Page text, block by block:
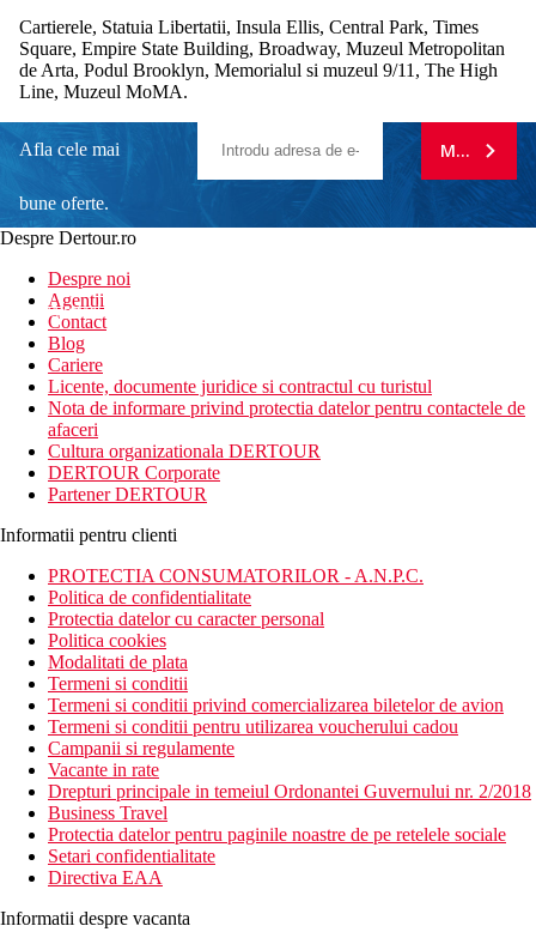
Cartierele, Statuia Libertatii, Insula Ellis, Central Park, Times
Square, Empire State Building, Broadway, Muzeul Metropolitan
de Arta, Podul Brooklyn, Memorialul si muzeul 9/11, The High
Line, Muzeul MoMA.
Afla cele mai
bune oferte.
newsletter!
MA
Despre Dertour.ro
Despre noi
Agentii
Contact
Blog
Cariere
Licente, documente juridice si contractul cu turistul
Nota de informare privind protectia datelor pentru contactele de
afaceri
Cultura organizationala DERTOUR
DERTOUR Corporate
Partener DERTOUR
Informatii pentru clienti
PROTECTIA CONSUMATORILOR - A.N.P.C.
Politica de confidentialitate
Protectia datelor cu caracter personal
Politica cookies
Modalitati de plata
Termeni si conditii
Termeni si conditii privind comercializarea biletelor de avion
Termeni si conditii pentru utilizarea voucherului cadou
Campanii si regulamente
Vacante in rate
Drepturi principale in temeiul Ordonantei Guvernului nr. 2/2018
Business Travel
Protectia datelor pentru paginile noastre de pe retelele sociale
Setari confidentialitate
Directiva EAA
Informatii despre vacanta